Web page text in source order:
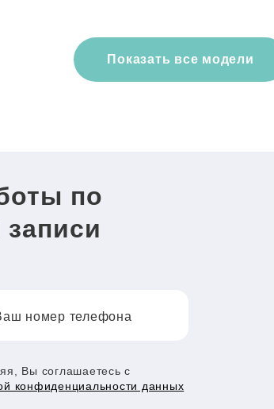
Показать все модели
по
номер телефона
Вы соглашаетесь с
конфиденциальности данных